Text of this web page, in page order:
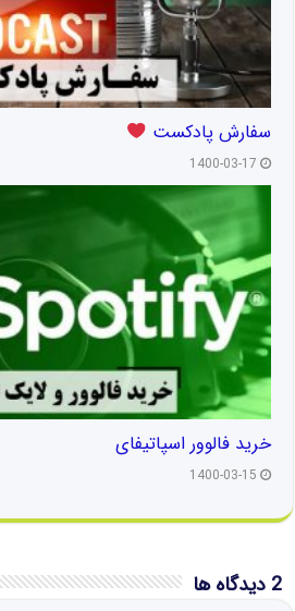
سفارش پادکست
1400-03-17
خرید فالوور اسپاتیفای
1400-03-15
2 دیدگاه ها